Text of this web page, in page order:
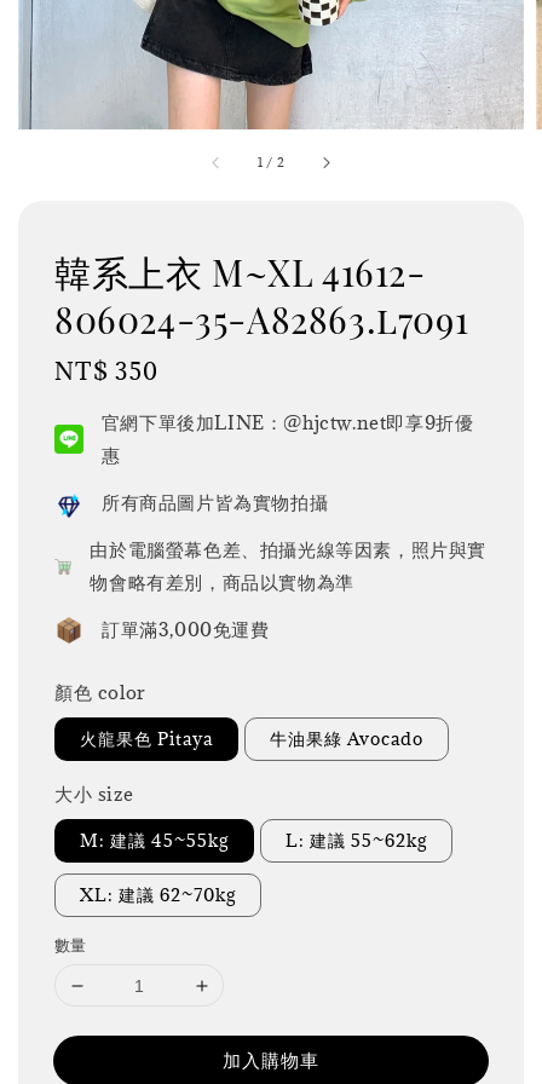
1 / 2
韓系上衣 M~XL 41612-
806024-35-A82863.l7091
Regular
NT$ 350
官網下單後加LINE：@hjctw.net即享9折優
惠
所有商品圖片皆為實物拍攝
由於電腦螢幕色差、拍攝光線等因素，照片與實
物會略有差別，商品以實物為準
訂單滿3,000免運費
顏色 color
火龍果色 Pitaya 牛油果綠 Avocado
大小 size
M: 建議 45~55kg L: 建議 55~62kg
XL: 建議 62~70kg
數量
加入購物車